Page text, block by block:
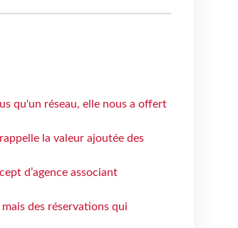
qu'un réseau, elle nous a offert
la valeur ajoutée des
d’agence associant
des réservations qui